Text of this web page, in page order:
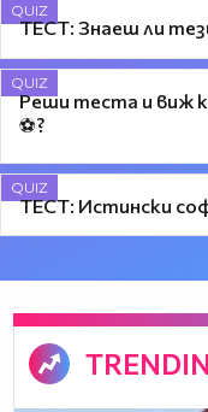
QUIZ
ТЕСТ: Знаеш ли
QUIZ
Реши теста и виж
⚽?
QUIZ
ТЕСТ: Истински